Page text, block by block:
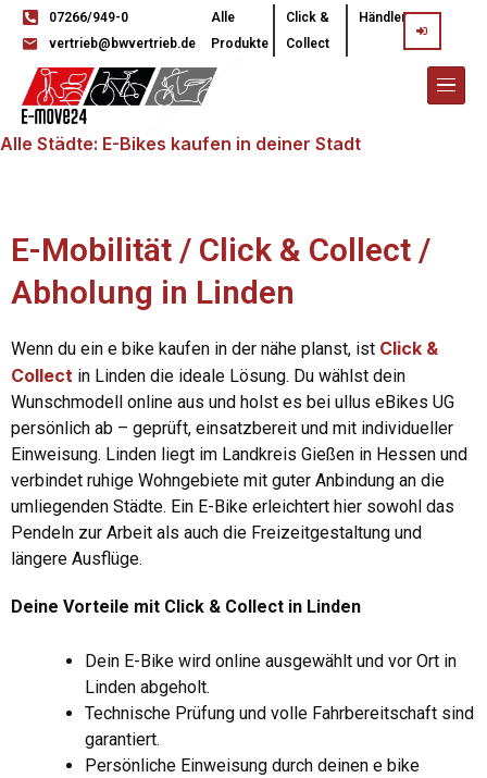
07266/949-0
vertrieb@bwvertrieb.de
Alle
Produkte
Click &
Collect
Händler
Alle Städte: E-Bikes kaufen in deiner Stadt
E-Mobilität / Click & Collect /
Abholung in Linden
Wenn du ein e bike kaufen in der nähe planst, ist Click &
Collect in Linden die ideale Lösung. Du wählst dein
Wunschmodell online aus und holst es bei ullus eBikes UG
persönlich ab – geprüft, einsatzbereit und mit individueller
Einweisung. Linden liegt im Landkreis Gießen in Hessen und
verbindet ruhige Wohngebiete mit guter Anbindung an die
umliegenden Städte. Ein E-Bike erleichtert hier sowohl das
Pendeln zur Arbeit als auch die Freizeitgestaltung und
längere Ausflüge.
Deine Vorteile mit Click & Collect in Linden
Dein E-Bike wird online ausgewählt und vor Ort in
Linden abgeholt.
Technische Prüfung und volle Fahrbereitschaft sind
garantiert.
Persönliche Einweisung durch deinen e bike